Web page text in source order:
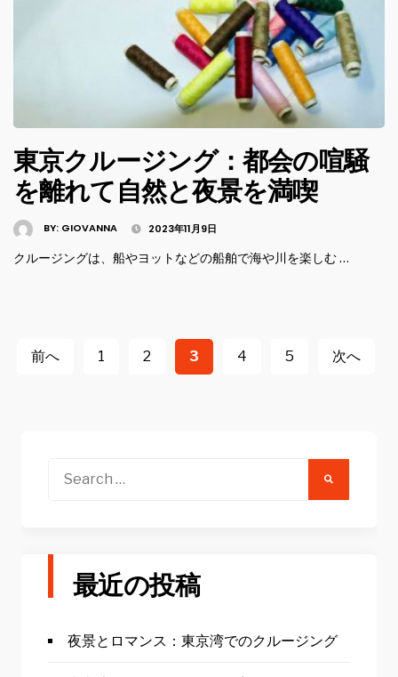
東京クルージング：都会の喧騒
を離れて自然と夜景を満喫
BY: GIOVANNA 2023年11月9日
クルージングは、船やヨットなどの船舶で海や川を楽しむ …
稿
前へ 1 2 3 4 5 次へ
Search
最近の投稿
夜景とロマンス：東京湾でのクルージング